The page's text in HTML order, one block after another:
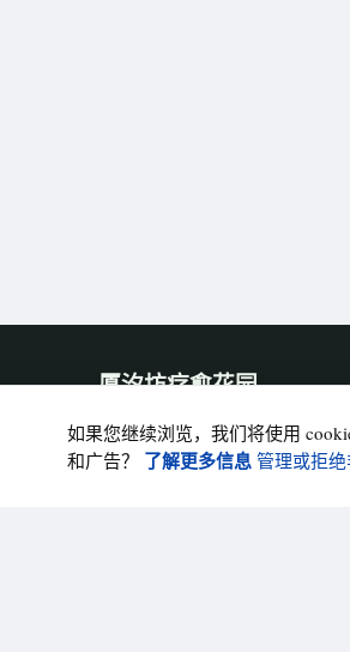
如果您继续浏览，我们将使用
和广告？ 了解更多信息 管理或拒
厦汐坊疗愈花园
清晰的订单、配送和售后信息，